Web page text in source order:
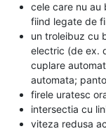
cele care nu au
fiind legate de
un troleibuz cu
electric (de ex.
cuplare
automata;
firele uratesc
intersectia cu
viteza redusa